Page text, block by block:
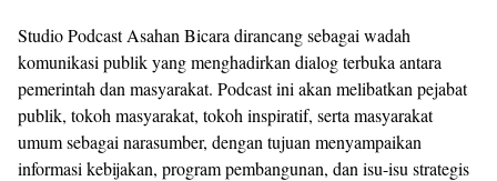
Studio Podcast Asahan Bicara dirancang sebagai wadah
komunikasi publik yang menghadirkan dialog terbuka antara
pemerintah dan masyarakat. Podcast ini akan melibatkan pejabat
publik, tokoh masyarakat, tokoh inspiratif, serta masyarakat
umum sebagai narasumber, dengan tujuan menyampaikan
informasi kebijakan, program pembangunan, dan isu-isu strategis